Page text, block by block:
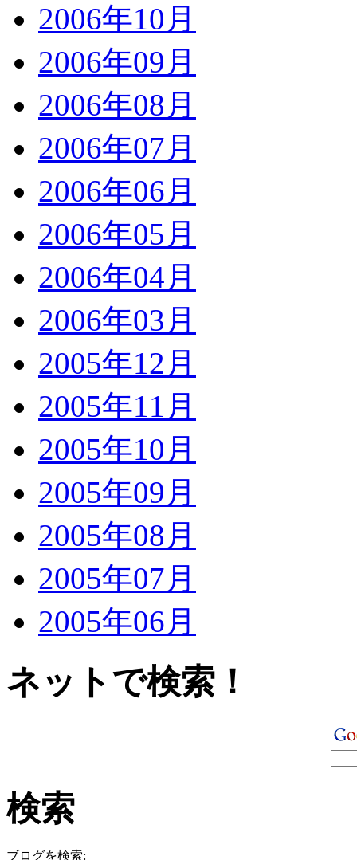
2006年10月
2006年09月
2006年08月
2006年07月
2006年06月
2006年05月
2006年04月
2006年03月
2005年12月
2005年11月
2005年10月
2005年09月
2005年08月
2005年07月
2005年06月
ネットで検索！
検索
ブログを検索: